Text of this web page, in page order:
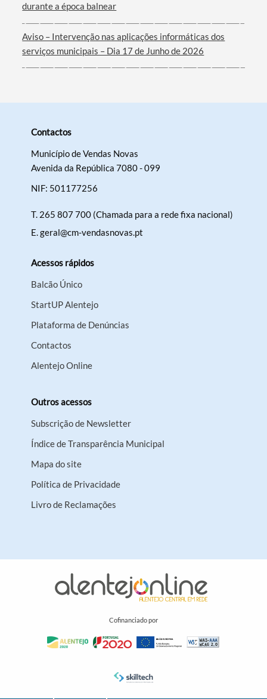
durante a época balnear
Aviso – Intervenção nas aplicações informáticas dos
serviços municipais – Dia 17 de Junho de 2026
Contactos
Município de Vendas Novas
Avenida da República 7080 - 099
NIF: 501177256
T. 265 807 700 (Chamada para a rede fixa nacional)
E.geral@cm-vendasnovas.pt
Acessos rápidos
Balcão Único
StartUP Alentejo
Plataforma de Denúncias
Contactos
Alentejo Online
Outros acessos
Subscrição de Newsletter
Índice de Transparência Municipal
Mapa do site
Política de Privacidade
Livro de Reclamações
Cofinanciado por